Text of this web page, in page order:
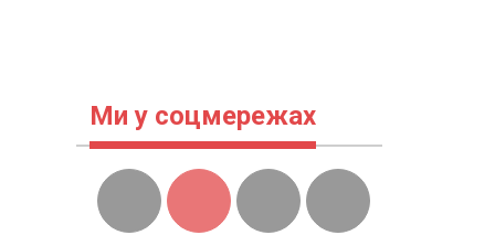
Ми у соцмережах